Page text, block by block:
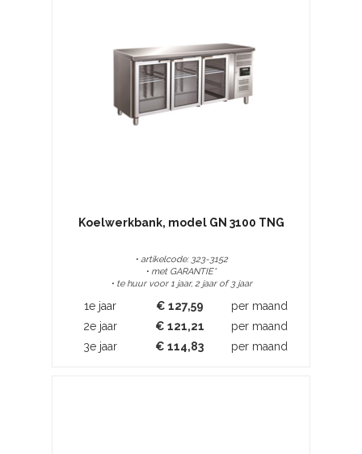
Koelwerkbank, model GN 3100 TNG
• artikelcode: 323-3152
• met GARANTIE*
• te huur voor 1 jaar, 2 jaar of 3 jaar
1e jaar € 127,59
per maand
2e jaar
€ 121,21
per maand
3e jaar
€ 114,83 per maand